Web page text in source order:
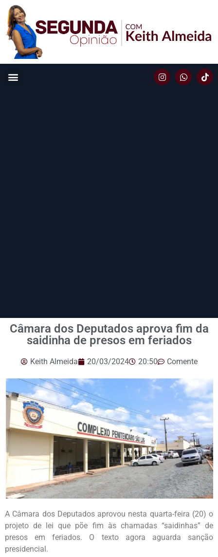
Câmara dos Deputados aprova fim da
saidinha de presos em feriados
Keith Almeida 20/03/2024 20:50 Comente
A Câmara dos Deputados aprovou nesta quarta-feira (20) o
projeto de lei que põe fim às chamadas “saidinhas” de
presos em feriados. O texto agora aguarda sanção
presidencial.